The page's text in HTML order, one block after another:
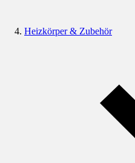
Heizkörper & Zubehör